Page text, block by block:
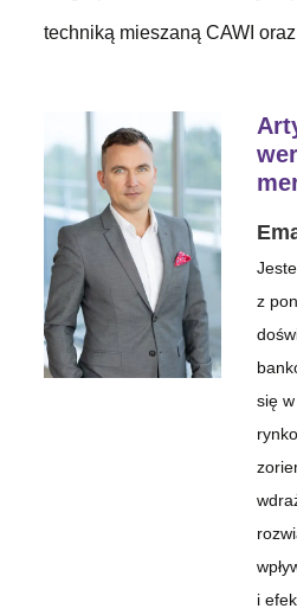
techniką mieszaną CAWI
z
się
i